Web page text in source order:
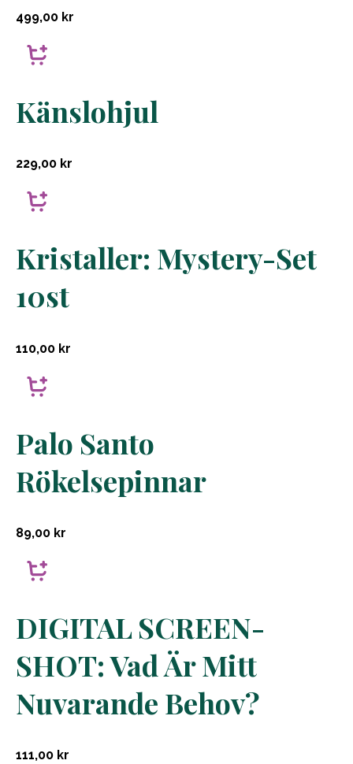
499,00 kr
Känslohjul
229,00 kr
Kristaller: Mystery-Set
10st
110,00 kr
Palo Santo
Rökelsepinnar
89,00 kr
DIGITAL SCREEN-
SHOT: Vad Är Mitt
Nuvarande Behov?
111,00 kr